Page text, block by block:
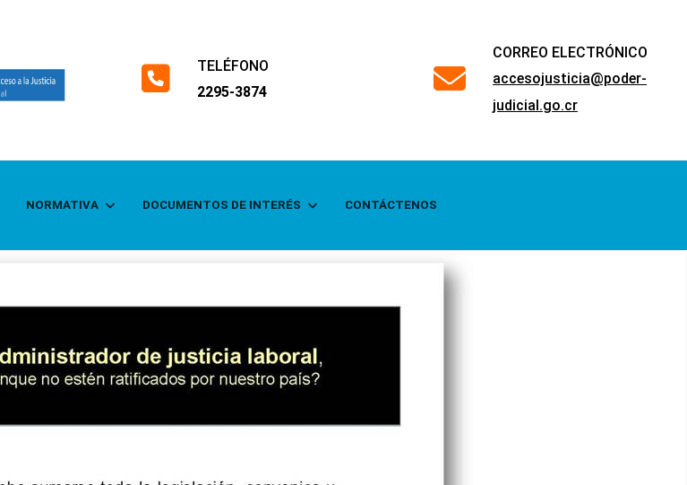
phone
TELÉFONO
2295-3874
far
CORREO ELECTRÓNICO
accesojusticia@poder-
judicial.go.cr
NORMATIVA DOCUMENTOS DE INTERÉS CONTÁCTENOS